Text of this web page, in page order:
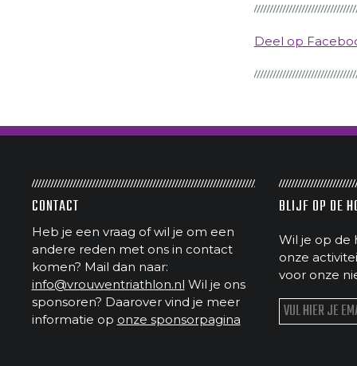
Deel op
CONTACT
Heb je een vraag of wil je om een
andere reden met ons in contact
komen? Mail dan naar:
info@vrouwentriathlon.nl Wil je ons
sponsoren? Daarover vind je meer
informatie op onze sponsorpagina
BLIJF OP DE
Wil je op de
onze
voor onze